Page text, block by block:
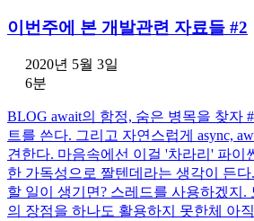
이번주에 본 개발관련 자료들 #2
2020년 5월 3일
6분
BLOG await의 함정, 숨은 병목을 찾자
트를 쓴다. 그리고 자연스럽게 async,
견한다. 마음속에선 이걸 '차라리' 파이
한 가독성으로 짤텐데라는 생각이 든
할 일이 생기면? 스레드를 사용하겠지.
의 장점을 하나도 활용하지 못한체 아